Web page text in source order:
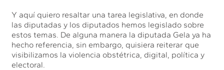
Y aquí quiero resaltar una tarea legislativa, en donde
las diputadas y los diputados hemos legislado sobre
estos temas. De alguna manera la diputada Gela ya ha
hecho referencia, sin embargo, quisiera reiterar que
visibilizamos la violencia obstétrica, digital, política y
electoral.